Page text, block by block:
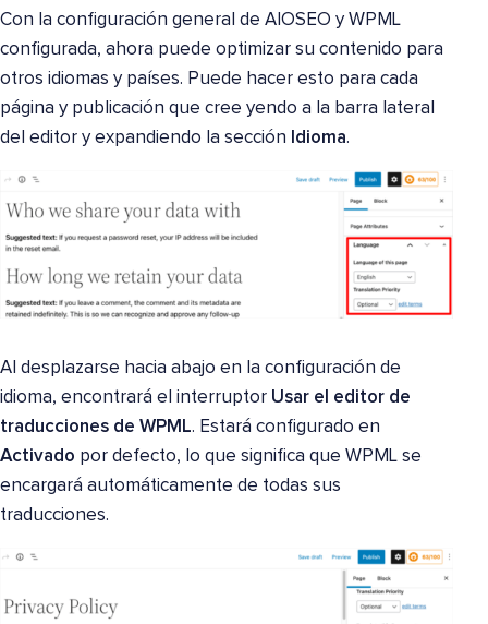
Con la configuración general de AIOSEO y WPML
configurada, ahora puede optimizar su contenido para
otros idiomas y países. Puede hacer esto para cada
página y publicación que cree yendo a la barra lateral
del editor y expandiendo la sección Idioma.
Al desplazarse hacia abajo en la configuración de
idioma, encontrará el interruptor Usar el editor de
traducciones de WPML. Estará configurado en
Activado por defecto, lo que significa que WPML se
encargará automáticamente de todas sus
traducciones.